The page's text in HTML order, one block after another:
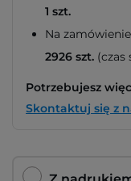
1 szt.
Na zamówienie
2926 szt. (czas
Potrzebujesz
Skontaktuj się z